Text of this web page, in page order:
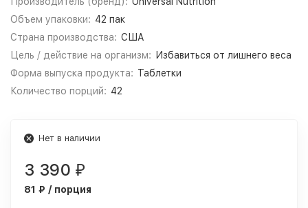
Объем упаковки: 42 пак
Страна производства: США
Цель / действие на организм:
Избавиться от лишнего веса
Форма выпуска продукта: Таблетки
Количество порций: 42
Нет в наличии
3 390 ₽
81 ₽ / порция